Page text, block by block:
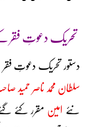
تحریک دعوتِ فقر کے
دستور تحریک دعوتِ
سلطان محمد ناصر حمید
نئے امین مقرر کئے گئے